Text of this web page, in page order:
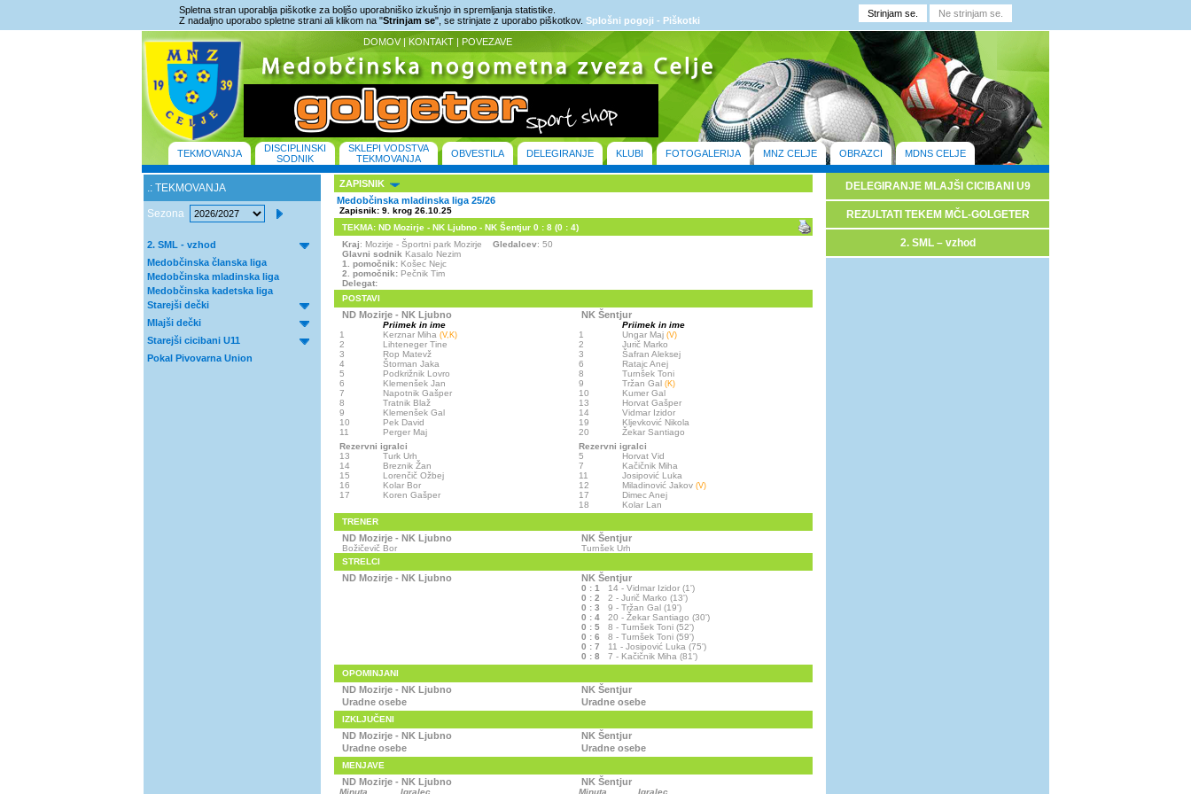
Spletna stran uporablja piškotke za boljšo uporabniško izkušnjo in spremljanja statistike.
Z nadaljno uporabo spletne strani ali klikom na "Strinjam se", se strinjate z uporabo piškotkov. Splošni pogoji - Piškotki
DOMOV | KONTAKT | POVEZAVE
TEKMOVANJA
DISCIPLINSKI
SODNIK
SKLEPI VODSTVA
TEKMOVANJA
OBVESTILA DELEGIRANJE KLUBI FOTOGALERIJA MNZ CELJE OBRAZCI MDNS CELJE
.: TEKMOVANJA
Sezona
2. SML - vzhod
Medobčinska članska liga
Medobčinska mladinska liga
Medobčinska kadetska liga
Starejši dečki
Mlajši dečki
Starejši cicibani U11
Pokal Pivovarna Union
ZAPISNIK
Medobčinska mladinska liga 25/26
Zapisnik: 9. krog 26.10.25
TEKMA: ND Mozirje - NK Ljubno - NK Šentjur 0 : 8 (0 : 4)
Kraj: Mozirje - Športni park Mozirje Gledalcev: 50
Glavni sodnik Kasalo Nezim
1. pomočnik: Košec Nejc
2. pomočnik: Pečnik Tim
Delegat:
POSTAVI
ND Mozirje - NK Ljubno
Priimek in ime
1
Kerznar Miha (V,K)
2
Lihteneger Tine
3
Rop Matevž
4
Štorman Jaka
5
Podkrižnik Lovro
6
Klemenšek Jan
7
Napotnik Gašper
8
Tratnik Blaž
9
Klemenšek Gal
10
Pek David
11
Perger Maj
NK Šentjur
Priimek in ime
1
Ungar Maj (V)
2
Jurič Marko
3
Šafran Aleksej
6
Ratajc Anej
8
Turnšek Toni
9
Tržan Gal (K)
10
Kumer Gal
13
Horvat Gašper
14
Vidmar Izidor
19
Kljevković Nikola
20
Žekar Santiago
Rezervni igralci
13
Turk Urh
14
Breznik Žan
15
Lorenčič Ožbej
16
Kolar Bor
17
Koren Gašper
Rezervni igralci
5
Horvat Vid
7
Kačičnik Miha
11
Josipović Luka
12
Miladinović Jakov (V)
17
Dimec Anej
18
Kolar Lan
TRENER
ND Mozirje - NK Ljubno
Božičevič Bor
NK Šentjur
Turnšek Urh
STRELCI
ND Mozirje - NK Ljubno NK Šentjur
0 : 1
14 - Vidmar Izidor (1')
0 : 2
2 - Jurič Marko (13')
0 : 3
9 - Tržan Gal (19')
0 : 4
20 - Žekar Santiago (30')
0 : 5
8 - Turnšek Toni (52')
0 : 6
8 - Turnšek Toni (59')
0 : 7
11 - Josipović Luka (75')
0 : 8
7 - Kačičnik Miha (81')
OPOMINJANI
ND Mozirje - NK Ljubno
NK Šentjur
Uradne osebe
Uradne osebe
IZKLJUČENI
ND Mozirje - NK Ljubno
NK Šentjur
Uradne osebe
Uradne osebe
MENJAVE
ND Mozirje - NK Ljubno
Minuta Igralec
NK Šentjur
Minuta Igralec
DELEGIRANJE MLAJŠI CICIBANI U9
REZULTATI TEKEM MČL-GOLGETER
2. SML – vzhod